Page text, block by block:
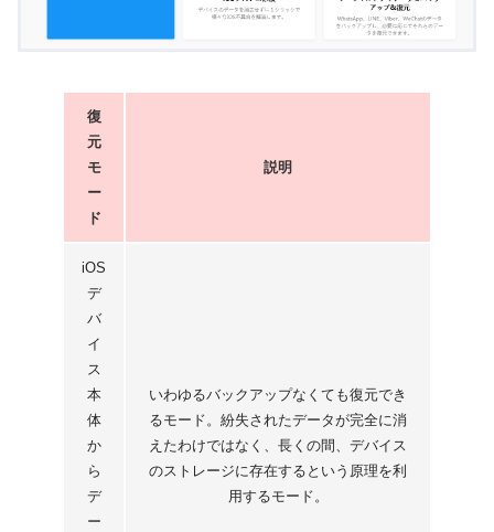
復
元
モ
ー
ド
説明
iOS
デ
バ
イ
ス
本
体
か
ら
デ
ー
いわゆるバックアップなくても復元でき
るモード。紛失されたデータが完全に消
えたわけではなく、長くの間、デバイス
のストレージに存在するという原理を利
用するモード。